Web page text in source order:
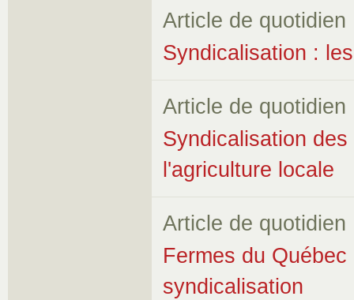
Article de quotidien
Syndicalisation :
Article de quotidien
Syndicalisation
l'agriculture locale
Article de quotidien
Fermes du
syndicalisation